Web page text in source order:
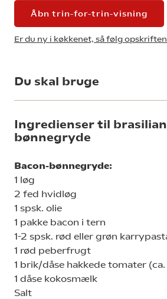
Åbn trin-for-trin-visning
Er du ny i køkkenet, så følg opskriften
Du skal bruge
Ingredienser til
bønnegryde
Bacon-bønnegryde:
1 løg
2 fed hvidløg
1 spsk. olie
1 pakke bacon i tern
1-2 spsk. rød eller grøn
1 rød peberfrugt
1 brik/dåse hakkede tomater
1 dåse kokosmælk
Salt